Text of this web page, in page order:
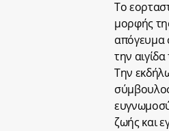
Το
μορφής
απόγευμα
την
Την
ζωής και